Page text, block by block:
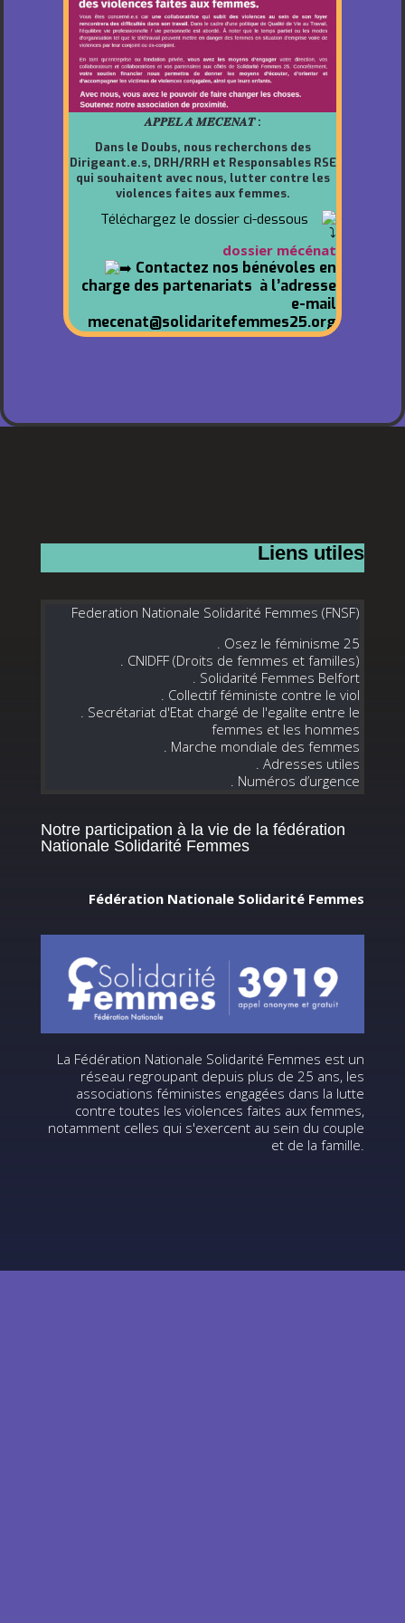
𝑨𝑷𝑷𝑬𝑳 𝑨̀ 𝑴𝑬́𝑪𝑬́𝑵𝑨𝑻 :
Dans le Doubs, nous recherchons des
Dirigeant.e.s, DRH/RRH et Responsables RSE
qui souhaitent avec nous, lutter contre les
violences faites aux femmes.
Téléchargez le dossier ci-dessous
dossier mécénat
Contactez nos bénévoles en
charge des partenariats à l’adresse
e-mail
mecenat@solidaritefemmes25.org
Liens utiles
Federation Nationale Solidarité Femmes (FNSF)
. Osez le féminisme 25
. CNIDFF (Droits de femmes et familles)
. Solidarité Femmes Belfort
. Collectif féministe contre le viol
. Secrétariat d'Etat chargé de l'egalite entre le
femmes et les hommes
. Marche mondiale des femmes
. Adresses utiles
. Numéros d’urgence
Notre participation à la vie de la fédération
Nationale Solidarité Femmes
Fédération Nationale Solidarité Femmes
La Fédération Nationale Solidarité Femmes est un
réseau regroupant depuis plus de 25 ans, les
associations féministes engagées dans la lutte
contre toutes les violences faites aux femmes,
notamment celles qui s'exercent au sein du couple
et de la famille.